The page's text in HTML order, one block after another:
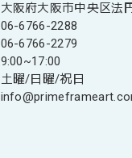
大阪府大阪市中央区法
06-6766-2288
06-6766-2279
9:00~17:00
土曜/日曜/祝日